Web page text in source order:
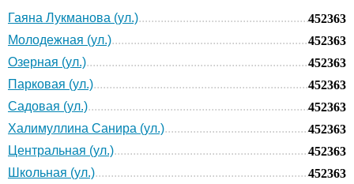
Гаяна Лукманова (ул.)
452363
Молодежная (ул.)
452363
Озерная (ул.)
452363
Парковая (ул.)
452363
Садовая (ул.)
452363
Халимуллина Санира (ул.)
452363
Центральная (ул.)
452363
Школьная (ул.)
452363